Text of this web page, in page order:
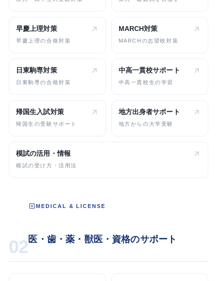
早慶上理対策
早慶上理の合格対策
MARCH対策
MARCHの志望校対策
日東駒専対策
日東駒専の合格対策
中高一貫校サポート
中高一貫校生の学習
帰国生入試対策
帰国生の受験サポート
地方出身者サポート
地方からの大学受験
模試の活用・情報
模試の受け方・活用法
02
MEDICAL & LICENSE
医・歯・薬・獣医・資格のサポート